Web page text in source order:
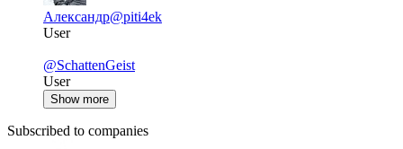
Александр@piti4ek
User
@SchattenGeist
User
Show more
Subscribed to companies